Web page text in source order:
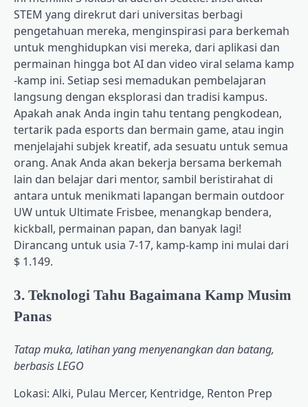
STEM yang direkrut dari universitas berbagi
pengetahuan mereka, menginspirasi para berkemah
untuk menghidupkan visi mereka, dari aplikasi dan
permainan hingga bot AI dan video viral selama kamp
-kamp ini. Setiap sesi memadukan pembelajaran
langsung dengan eksplorasi dan tradisi kampus.
Apakah anak Anda ingin tahu tentang pengkodean,
tertarik pada esports dan bermain game, atau ingin
menjelajahi subjek kreatif, ada sesuatu untuk semua
orang. Anak Anda akan bekerja bersama berkemah
lain dan belajar dari mentor, sambil beristirahat di
antara untuk menikmati lapangan bermain outdoor
UW untuk Ultimate Frisbee, menangkap bendera,
kickball, permainan papan, dan banyak lagi!
Dirancang untuk usia 7-17, kamp-kamp ini mulai dari
$ 1.149.
3. Teknologi Tahu Bagaimana Kamp Musim
Panas
Tatap muka, latihan yang menyenangkan dan batang,
berbasis LEGO
Lokasi: Alki, Pulau Mercer, Kentridge, Renton Prep